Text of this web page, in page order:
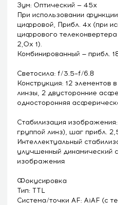
Зум: Оптический — 45х
При использовании
цифровой, Прибл. 4x (при
цифрового телеконвертера
2,0x 1).
Комбинированный — прибл.
Светосила: f/3.5–f/6.8
Конструкция: 12 элементов
линзы, 2 двусторонние
односторонняя
Стабилизация
группой линз), шаг прибл.
Интеллектуальный
улучшенный динамический
изображения
Фокусировка
Тип: TTL
Система/точки AF: AiAF (с